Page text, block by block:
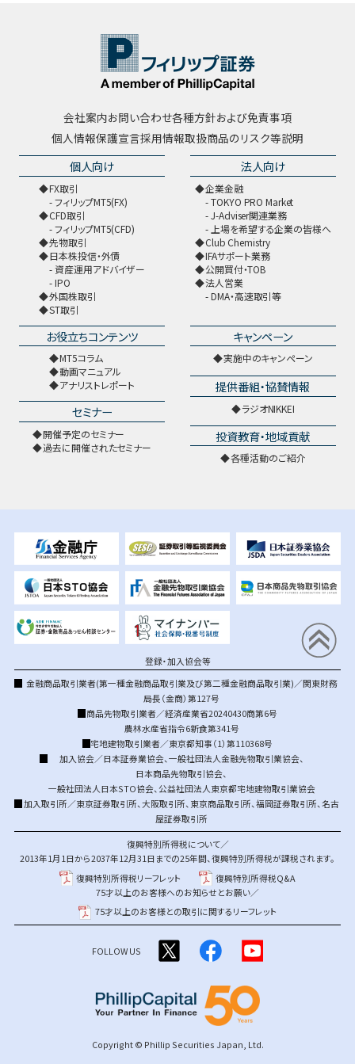
会社案内お問い合わせ各種方針および免責事項
個人情報保護宣言採用情報取扱商品のリスク等説明
個人向け
FX取引
フィリップMT5(FX)
CFD取引
フィリップMT5(CFD)
先物取引
日本株投信・外債
資産運用アドバイザー
IPO
外国株取引
ST取引
法人向け
企業金融
TOKYO PRO Market
J-Adviser関連業務
上場を希望する企業の皆様へ
Club Chemistry
IFAサポート業務
公開買付・TOB
法人営業
DMA・高速取引等
お役立ちコンテンツ
MT5コラム
動画マニュアル
アナリストレポート
セミナー
開催予定のセミナー
過去に開催されたセミナー
キャンペーン
実施中のキャンペーン
提供番組・協賛情報
ラジオNIKKEI
投資教育・地域貢献
各種活動のご紹介
登録・加入協会等
金融商品取引業者(第一種金融商品取引業及び第二種金融商品取引業)／関東財務
局長（金商）第127号
商品先物取引業者／経済産業省20240430商第6号
農林水産省指令6新食第341号
宅地建物取引業者／東京都知事（1）第110368号
加入協会／日本証券業協会、 一般社団法人金融先物取引業協会、
日本商品先物取引協会、
一般社団法人日本STO協会、 公益社団法人東京都宅地建物取引業協会
加入取引所／東京証券取引所、大阪取引所、 東京商品取引所、福岡証券取引所、名古
屋証券取引所
復興特別所得税について／
2013年1月1日から2037年12月31日までの25年間、復興特別所得税が課税されます。
復興特別所得税リーフレット
復興特別所得税Q&A
75才以上のお客様へのお知らせとお願い／
75才以上のお客様との取引に関するリーフレット
FOLLOW US
Copyright © Phillip Securities Japan, Ltd.